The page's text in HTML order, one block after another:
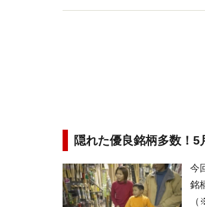
隠れた優良銘柄多数！
今
銘